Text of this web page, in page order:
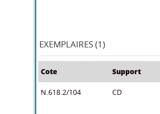
EXEMPLAIRES (1)
Cote Support
N.618.2/104 CD